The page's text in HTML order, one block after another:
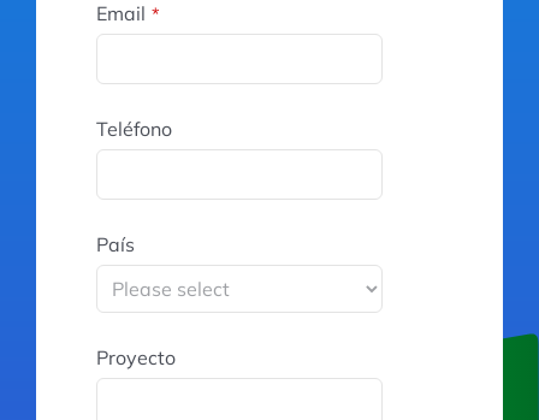
Email *
Teléfono
País
Proyecto